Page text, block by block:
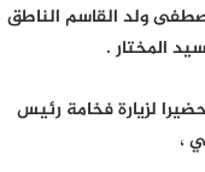
ولد القاسم الناطق
المختار .
لزيارة فخامة رئيس
،